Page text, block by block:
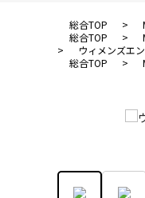
総合TOP >
総合TOP
>
>
ウィメンズエ
総合TOP
>